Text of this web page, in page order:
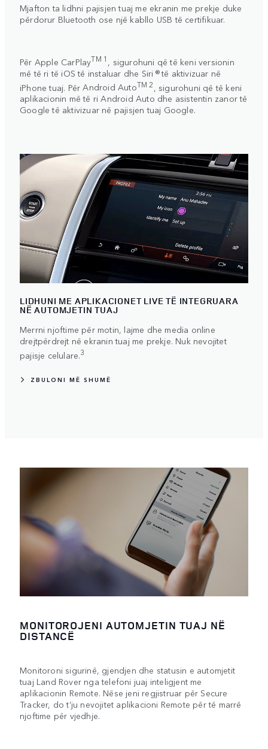
Mjafton ta lidhni pajisjen tuaj me ekranin me prekje duke
përdorur Bluetooth ose një kabllo USB të certifikuar.
Për Apple CarPlayTM 1 , sigurohuni që të keni versionin
më të ri të iOS të instaluar dhe Siri ® të aktivizuar në
iPhone tuaj. PërAndroid AutoTM 2, sigurohuni që të keni
aplikacionin më të ri Android Auto dhe asistentin zanor të
Google të aktivizuar në pajisjen tuaj Google.
LIDHUNI ME APLIKACIONET LIVE TË INTEGRUARA
NË AUTOMJETIN TUAJ
Merrni njoftime për motin, lajme dhe media online
drejtpërdrejt në ekranin tuaj me prekje. Nuk nevojitet
pajisje celulare.3
ZBULONI MË SHUMË
MONITOROJENI AUTOMJETIN TUAJ NË
DISTANCË
Monitoroni sigurinë, gjendjen dhe statusin e automjetit
tuaj Land Rover nga telefoni juaj inteligjent me
aplikacionin Remote. Nëse jeni regjistruar për Secure
Tracker, do t’ju nevojitet aplikacioni Remote për të marrë
njoftime për vjedhje.